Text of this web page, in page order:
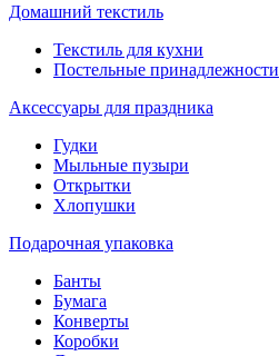
Домашний текстиль
Текстиль для кухни
Постельные принадлежности
Аксессуары для праздника
Гудки
Мыльные пузыри
Открытки
Хлопушки
Подарочная упаковка
Банты
Бумага
Конверты
Коробки